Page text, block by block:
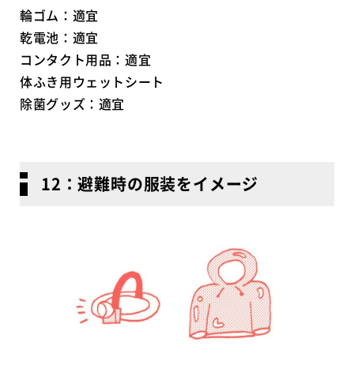
輪ゴム：適宜
乾電池：適宜
コンタクト用品：適宜
体ふき用ウェットシート
除菌グッズ：適宜
12：避難時の服装をイメージ